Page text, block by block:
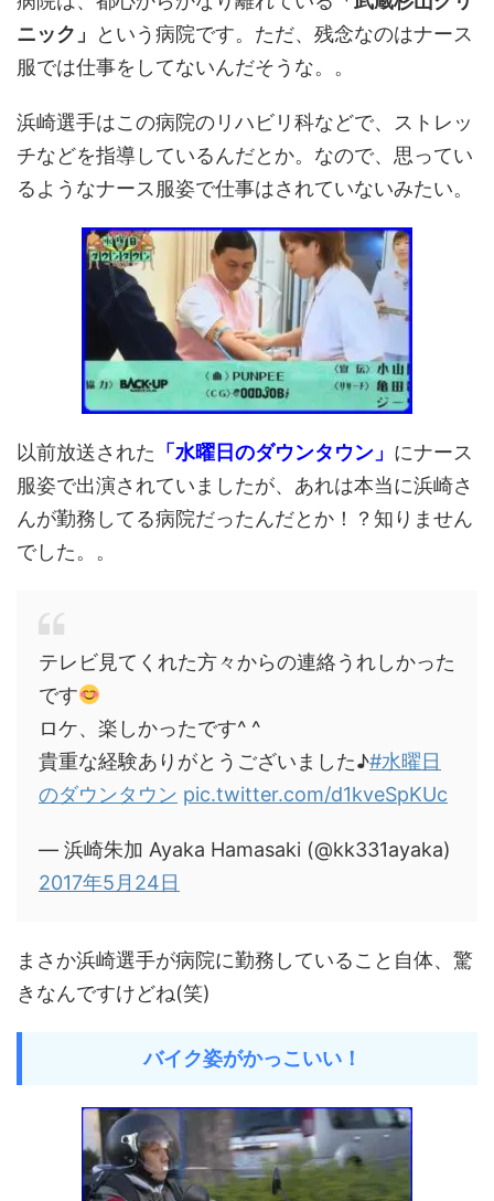
ニック」
という病院です。ただ、残念なのはナース
服では仕事をしてないんだそうな。。
浜崎選手はこの病院のリハビリ科などで、ストレッ
チなどを指導しているんだとか。なので、思ってい
るようなナース服姿で仕事はされていないみたい。
以前放送された 「水曜日のダウンタウン」 にナース
服姿で出演されていましたが、あれは本当に浜崎さ
んが勤務してる病院だったんだとか！？知りません
でした。。
テレビ見てくれた方々からの連絡うれしかった
です
ロケ、楽しかったです^ ^
貴重な経験ありがとうございました♪#水曜日
のダウンタウン pic.twitter.com/d1kveSpKUc
— 浜崎朱加 Ayaka Hamasaki (@kk331ayaka)
2017年5月24日
まさか浜崎選手が病院に勤務していること自体、驚
きなんですけどね(笑)
バイク姿がかっこいい！